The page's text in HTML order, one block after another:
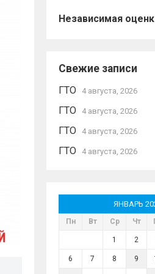
Независимая
Свежие записи
ГТО 4 августа, 2026
ГТО 4 августа, 2026
ГТО 4 августа, 2026
ГТО 4 августа, 2026
ЯНВАРЬ
Пн Вт Ср Чт
1 2
6 7 8 9